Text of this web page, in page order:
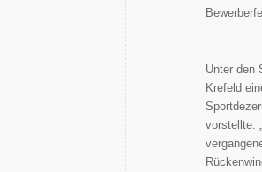
Unter den
Krefeld
vorstellte.